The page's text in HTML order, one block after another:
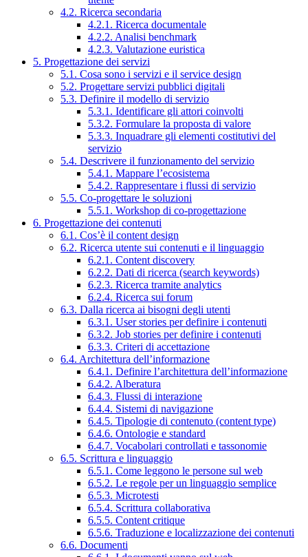
4.2. Ricerca secondaria
4.2.1. Ricerca documentale
4.2.2. Analisi benchmark
4.2.3. Valutazione euristica
5. Progettazione dei servizi
5.1. Cosa sono i servizi e il service design
5.2. Progettare servizi pubblici digitali
5.3. Definire il modello di servizio
5.3.1. Identificare gli attori coinvolti
5.3.2. Formulare la proposta di valore
5.3.3. Inquadrare gli elementi costitutivi del
servizio
5.4. Descrivere il funzionamento del servizio
5.4.1. Mappare l’ecosistema
5.4.2. Rappresentare i flussi di servizio
5.5. Co-progettare le soluzioni
5.5.1. Workshop di co-progettazione
6. Progettazione dei contenuti
6.1. Cos’è il content design
6.2. Ricerca utente sui contenuti e il linguaggio
6.2.1. Content discovery
6.2.2. Dati di ricerca (search keywords)
6.2.3. Ricerca tramite analytics
6.2.4. Ricerca sui forum
6.3. Dalla ricerca ai bisogni degli utenti
6.3.1. User stories per definire i contenuti
6.3.2. Job stories per definire i contenuti
6.3.3. Criteri di accettazione
6.4. Architettura dell’informazione
6.4.1. Definire l’architettura dell’informazione
6.4.2. Alberatura
6.4.3. Flussi di interazione
6.4.4. Sistemi di navigazione
6.4.5. Tipologie di contenuto (content type)
6.4.6. Ontologie e standard
6.4.7. Vocabolari controllati e tassonomie
6.5. Scrittura e linguaggio
6.5.1. Come leggono le persone sul web
6.5.2. Le regole per un linguaggio semplice
6.5.3. Microtesti
6.5.4. Scrittura collaborativa
6.5.5. Content critique
6.5.6. Traduzione e localizzazione dei contenuti
6.6. Documenti